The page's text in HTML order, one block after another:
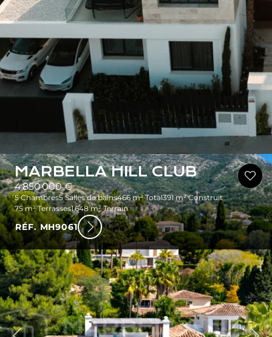
MARBELLA HILL CLUB
4 850 000 €
5 Chambres5 Salles de bains466 m² Total391 m² Construit
75 m² Terrasses1 648 m² Terrain
RÉF. MH9061